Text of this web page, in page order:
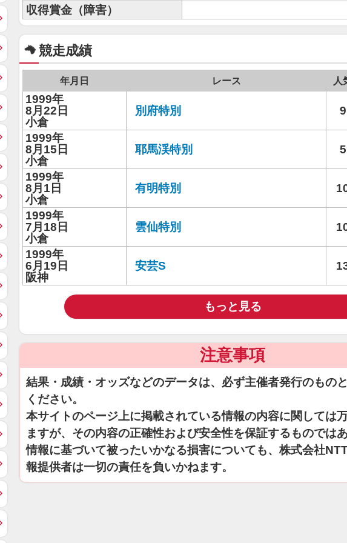
収得賞金（障害）
競走成績
年月日 レース 人
1999年
8月22日
小倉
別府特別 9
1999年
8月15日
小倉
耶馬渓特別 5
1999年
8月1日
小倉
有明特別
1999年
7月18日
小倉
雲仙特別
1999年
6月19日
阪神
安芸S
もっと見る
注意事項
結果・成績・オッズなどのデータは、必ず主催者発行のもの
ください。
本サイトのページ上に掲載されている情報の内容に関しては
ますが、その内容の正確性および安全性を保証するものでは
情報に基づいて被ったいかなる損害についても、株式会社
報提供者は一切の責任を負いかねます。